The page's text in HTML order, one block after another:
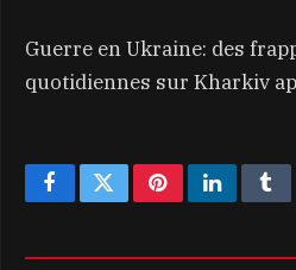
Guerre en Ukraine: des
quotidiennes sur Kharkiv
FacebookTwitterPinterestLinkedIn